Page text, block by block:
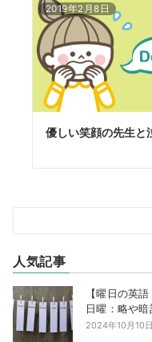
2019年2月8日
優しい笑顔の先生と
人気記事
【曜日の英
日曜：略や暗
2024年10月10日